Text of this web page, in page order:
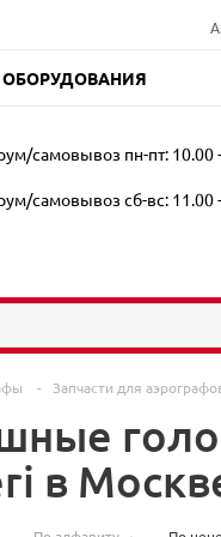
самовывоз пн-пт: 10.00
самовывоз сб-вс: 11.00
- Запчасти для
в